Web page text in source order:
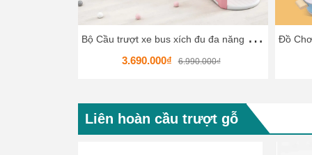
B
ộ Cầu trượt xe bus xích đu đa năng HKCCT8
3.690.000₫ 6.990.000₫
Liên hoàn cầu trượt gỗ